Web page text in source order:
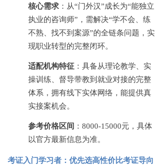
核心需求 ：从“门外汉”成长为“能独立
执业的咨询师”，需解决“学不会、练
不熟、找不到案源”的全链条问题，实
现职业转型的完整闭环。
适配机构特征 ：具备从理论教学、实
操训练、督导带教到就业对接的完整
体系，拥有线下实体网络，能提供真
实接案机会。
参考价格区间 ： 8000-15000元，具体
以官方最新信息为准。
考证入门学习者：优先选高性价比考证导向